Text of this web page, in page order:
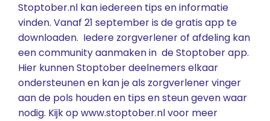
Stoptober.nl kan iedereen tips en informatie
vinden. Vanaf 21 september is de gratis app te
downloaden. Iedere zorgverlener of afdeling kan
eencommunityaanmaken in deStoptober app.
Hier kunnen Stoptober deelnemers elkaar
ondersteunen en kan je als zorgverlener vinger
aan de pols houden en tips en steun geven waar
nodig. Kijk opwww.stoptober.nlvoor meer